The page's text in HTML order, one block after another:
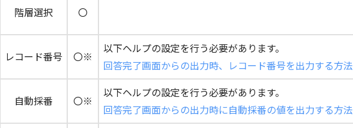
階層選択 〇
レコード番号 〇※
以下ヘルプの設定を行う必要があります。
回答完了画面からの出力時、レコード番号を出力する方法
自動採番 〇※
以下ヘルプの設定を行う必要があります。
回答完了画面からの出力時に自動採番の値を出力する方法